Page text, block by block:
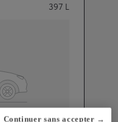
397 L
Continuer sans accepter →